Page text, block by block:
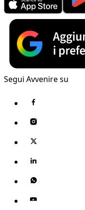
Segui Avvenire su